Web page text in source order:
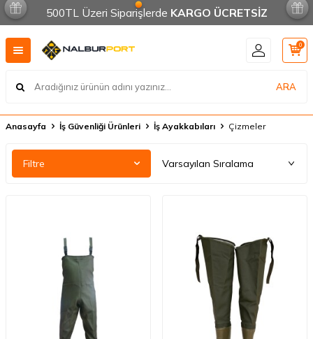
500TL Üzeri Siparişlerde KARGO ÜCRETSİZ
ARA
0
Anasayfa İş Güvenliği Ürünleri İş Ayakkabıları Çizmeler
Filtre